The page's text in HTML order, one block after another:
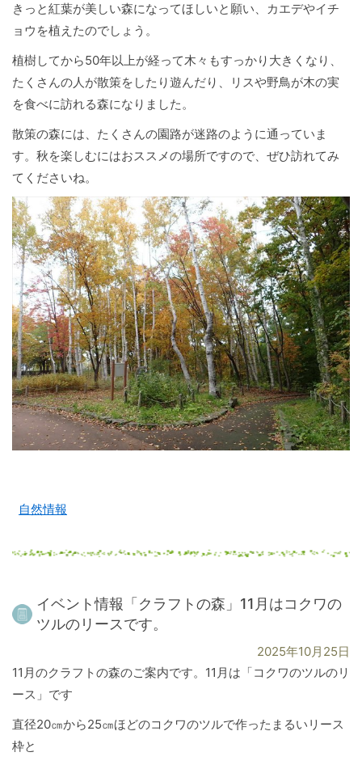
きっと紅葉が美しい森になってほしいと願い、カエデやイチ
ョウを植えたのでしょう。
植樹してから50年以上が経って木々もすっかり大きくなり、
たくさんの人が散策をしたり遊んだり、リスや野鳥が木の実
を食べに訪れる森になりました。
散策の森には、たくさんの園路が迷路のように通っていま
す。秋を楽しむにはおススメの場所ですので、ぜひ訪れてみ
てくださいね。
自然情報
イベント情報「クラフトの森」11月はコクワの
ツルのリースです。
2025年10月25日
11月のクラフトの森のご案内です。11月は「コクワのツルのリ
ース」です
直径20㎝から25㎝ほどのコクワのツルで作ったまるいリース
枠と